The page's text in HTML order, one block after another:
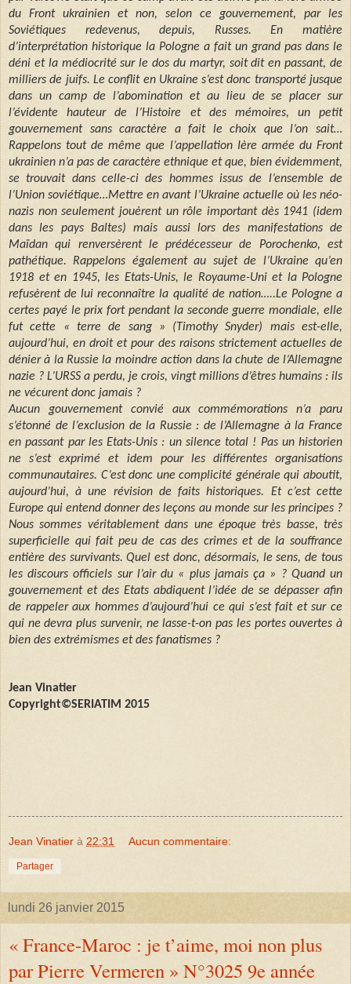
du Front ukrainien et non, selon ce gouvernement, par les
Soviétiques redevenus, depuis, Russes. En matière
d’interprétation historique la Pologne a fait un grand pas dans le
déni et la médiocrité sur le dos du martyr, soit dit en passant, de
milliers de juifs. Le conflit en Ukraine s’est donc transporté jusque
dans un camp de l’abomination et au lieu de se placer sur
l’évidente hauteur de l’Histoire et des mémoires, un petit
gouvernement sans caractère a fait le choix que l’on sait…
Rappelons tout de même que l’appellation Ière armée du Front
ukrainien n’a pas de caractère ethnique et que, bien évidemment,
se trouvait dans celle-ci des hommes issus de l’ensemble de
l’Union soviétique…Mettre en avant l’Ukraine actuelle où les néo-
nazis non seulement jouèrent un rôle important dès 1941 (idem
dans les pays Baltes) mais aussi lors des manifestations de
Maïdan qui renversèrent le prédécesseur de Porochenko, est
pathétique. Rappelons également au sujet de l’Ukraine qu’en
1918 et en 1945, les Etats-Unis, le Royaume-Uni et la Pologne
refusèrent de lui reconnaître la qualité de nation…..Le Pologne a
certes payé le prix fort pendant la seconde guerre mondiale, elle
fut cette « terre de sang » (Timothy Snyder) mais est-elle,
aujourd’hui, en droit et pour des raisons strictement actuelles de
dénier à la Russie la moindre action dans la chute de l’Allemagne
nazie ? L’URSS a perdu, je crois, vingt millions d’êtres humains : ils
ne vécurent donc jamais ?
Aucun gouvernement convié aux commémorations n’a paru
s’étonné de l’exclusion de la Russie : de l’Allemagne à la France
en passant par les Etats-Unis : un silence total ! Pas un historien
ne s’est exprimé et idem pour les différentes organisations
communautaires. C’est donc une complicité générale qui aboutit,
aujourd’hui, à une révision de faits historiques. Et c’est cette
Europe qui entend donner des leçons au monde sur les principes ?
Nous sommes véritablement dans une époque très basse, très
superficielle qui fait peu de cas des crimes et de la souffrance
entière des survivants. Quel est donc, désormais, le sens, de tous
les discours officiels sur l’air du « plus jamais ça » ? Quand un
gouvernement et des Etats abdiquent l’idée de se dépasser afin
de rappeler aux hommes d’aujourd’hui ce qui s’est fait et sur ce
qui ne devra plus survenir, ne lasse-t-on pas les portes ouvertes à
bien des extrémismes et des fanatismes ?
Jean Vinatier
Copyright©SERIATIM 2015
Jean Vinatier à 22:31 Aucun commentaire:
Partager
lundi 26 janvier 2015
« France-Maroc : je t’aime, moi non plus
par Pierre Vermeren » N°3025 9e année